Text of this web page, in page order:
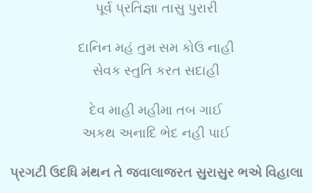
પૂર્વ પ્રતિજ્ઞા તાસુ પુરારી
દાનિન મહં તુમ સમ કોઉ નાહી
સેવક સ્તુતિ કરત સદાહી
દેવ માહી મહીમા તબ ગાઈ
અકથ અનાદિ ભેદ નહી પાઈ
પ્રગટી ઉદધિ મંથન તે જ્વાલાજરત સુરાસુર ભએ વિહાલા